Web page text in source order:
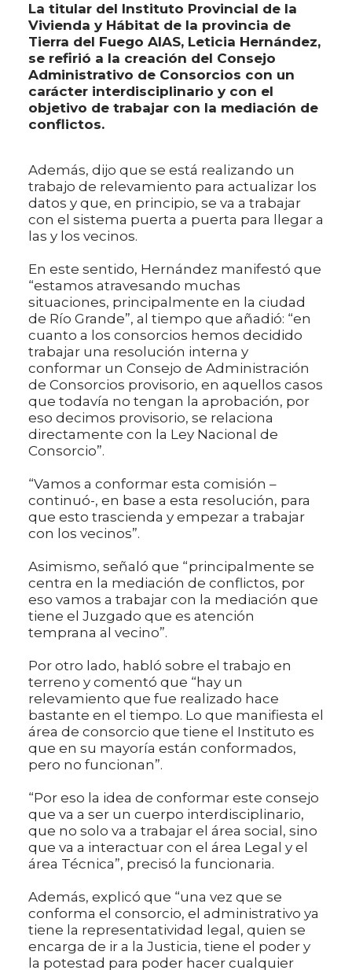
La titular del Instituto Provincial de la
Vivienda y Hábitat de la provincia de
Tierra del Fuego AIAS, Leticia Hernández,
se refirió a la creación del Consejo
Administrativo de Consorcios con un
carácter interdisciplinario y con el
objetivo de trabajar con la mediación de
conflictos.
Además, dijo que se está realizando un
trabajo de relevamiento para actualizar los
datos y que, en principio, se va a trabajar
con el sistema puerta a puerta para llegar a
las y los vecinos.
En este sentido, Hernández manifestó que
“estamos atravesando muchas
situaciones, principalmente en la ciudad
de Río Grande”, al tiempo que añadió: “en
cuanto a los consorcios hemos decidido
trabajar una resolución interna y
conformar un Consejo de Administración
de Consorcios provisorio, en aquellos casos
que todavía no tengan la aprobación, por
eso decimos provisorio, se relaciona
directamente con la Ley Nacional de
Consorcio”.
“Vamos a conformar esta comisión –
continuó-, en base a esta resolución, para
que esto trascienda y empezar a trabajar
con los vecinos”.
Asimismo, señaló que “principalmente se
centra en la mediación de conflictos, por
eso vamos a trabajar con la mediación que
tiene el Juzgado que es atención
temprana al vecino”.
Por otro lado, habló sobre el trabajo en
terreno y comentó que “hay un
relevamiento que fue realizado hace
bastante en el tiempo. Lo que manifiesta el
área de consorcio que tiene el Instituto es
que en su mayoría están conformados,
pero no funcionan”.
“Por eso la idea de conformar este consejo
que va a ser un cuerpo interdisciplinario,
que no solo va a trabajar el área social, sino
que va a interactuar con el área Legal y el
área Técnica”, precisó la funcionaria.
Además, explicó que “una vez que se
conforma el consorcio, el administrativo ya
tiene la representatividad legal, quien se
encarga de ir a la Justicia, tiene el poder y
la potestad para poder hacer cualquier